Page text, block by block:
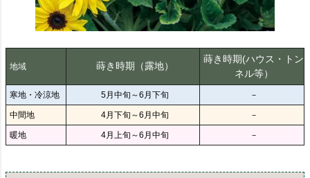
地域 蒔き時期（露地）
蒔き時期(ハウス・トン
ネル等）
寒地・冷涼地 5月中旬～6月下旬 －
中間地 4月下旬～6月中旬 －
暖地 4月上旬～6月中旬 －